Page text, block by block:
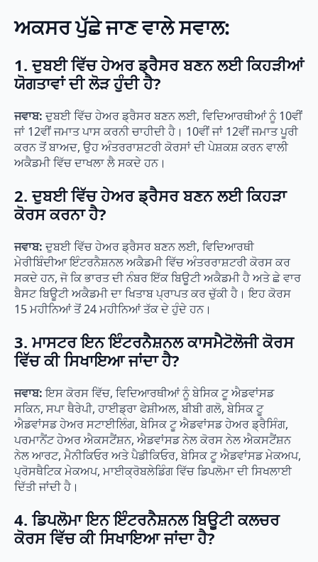
ਅਕਸਰ ਪੁੱਛੇ ਜਾਣ ਵਾਲੇ ਸਵਾਲ:
1. ਦੁਬਈ ਵਿੱਚ ਹੇਅਰ ਡ੍ਰੈਸਰ ਬਣਨ ਲਈ ਕਿਹੜੀਆਂ
ਯੋਗਤਾਵਾਂ ਦੀ ਲੋੜ ਹੁੰਦੀ ਹੈ?
ਜਵਾਬ: ਦੁਬਈ ਵਿੱਚ ਹੇਅਰ ਡ੍ਰੈਸਰ ਬਣਨ ਲਈ, ਵਿਦਿਆਰਥੀਆਂ ਨੂੰ 10ਵੀਂ
ਜਾਂ 12ਵੀਂ ਜਮਾਤ ਪਾਸ ਕਰਨੀ ਚਾਹੀਦੀ ਹੈ। 10ਵੀਂ ਜਾਂ 12ਵੀਂ ਜਮਾਤ ਪੂਰੀ
ਕਰਨ ਤੋਂ ਬਾਅਦ, ਉਹ ਅੰਤਰਰਾਸ਼ਟਰੀ ਕੋਰਸਾਂ ਦੀ ਪੇਸ਼ਕਸ਼ ਕਰਨ ਵਾਲੀ
ਅਕੈਡਮੀ ਵਿੱਚ ਦਾਖਲਾ ਲੈ ਸਕਦੇ ਹਨ।
2. ਦੁਬਈ ਵਿੱਚ ਹੇਅਰ ਡ੍ਰੈਸਰ ਬਣਨ ਲਈ ਕਿਹੜਾ
ਕੋਰਸ ਕਰਨਾ ਹੈ?
ਜਵਾਬ: ਦੁਬਈ ਵਿੱਚ ਹੇਅਰ ਡ੍ਰੈਸਰ ਬਣਨ ਲਈ, ਵਿਦਿਆਰਥੀ
ਮੇਰੀਬਿੰਦੀਆ ਇੰਟਰਨੈਸ਼ਨਲ ਅਕੈਡਮੀ ਵਿੱਚ ਅੰਤਰਰਾਸ਼ਟਰੀ ਕੋਰਸ ਕਰ
ਸਕਦੇ ਹਨ, ਜੋ ਕਿ ਭਾਰਤ ਦੀ ਨੰਬਰ ਇੱਕ ਬਿਊਟੀ ਅਕੈਡਮੀ ਹੈ ਅਤੇ ਛੇ ਵਾਰ
ਬੈਸਟ ਬਿਊਟੀ ਅਕੈਡਮੀ ਦਾ ਖਿਤਾਬ ਪ੍ਰਾਪਤ ਕਰ ਚੁੱਕੀ ਹੈ। ਇਹ ਕੋਰਸ
15 ਮਹੀਨਿਆਂ ਤੋਂ 24 ਮਹੀਨਿਆਂ ਤੱਕ ਦੇ ਹੁੰਦੇ ਹਨ।
3. ਮਾਸਟਰ ਇਨ ਇੰਟਰਨੈਸ਼ਨਲ ਕਾਸਮੈਟੋਲੋਜੀ ਕੋਰਸ
ਵਿੱਚ ਕੀ ਸਿਖਾਇਆ ਜਾਂਦਾ ਹੈ?
ਜਵਾਬ:ਇਸ ਕੋਰਸ ਵਿੱਚ, ਵਿਦਿਆਰਥੀਆਂ ਨੂੰ ਬੇਸਿਕ ਟੂ ਐਡਵਾਂਸਡ
ਸਕਿਨ, ਸਪਾ ਥੈਰੇਪੀ, ਹਾਈਡ੍ਰਾ ਫੇਸ਼ੀਅਲ, ਬੀਬੀ ਗਲੋ, ਬੇਸਿਕ ਟੂ
ਐਡਵਾਂਸਡ ਹੇਅਰ ਸਟਾਈਲਿੰਗ, ਬੇਸਿਕ ਟੂ ਐਡਵਾਂਸਡ ਹੇਅਰ ਡ੍ਰੈਸਿੰਗ,
ਪਰਮਾਨੈਂਟ ਹੇਅਰ ਐਕਸਟੈਂਸ਼ਨ, ਐਡਵਾਂਸਡ ਨੇਲ ਕੋਰਸ ਨੇਲ ਐਕਸਟੈਂਸ਼ਨ
ਨੇਲ ਆਰਟ, ਮੈਨੀਕਿਓਰ ਅਤੇ ਪੈਡੀਕਿਓਰ, ਬੇਸਿਕ ਟੂ ਐਡਵਾਂਸਡ ਮੇਕਅਪ,
ਪ੍ਰੋਸਥੈਟਿਕ ਮੇਕਅਪ, ਮਾਈਕ੍ਰੋਬਲੇਡਿੰਗ ਵਿੱਚ ਡਿਪਲੋਮਾ ਦੀ ਸਿਖਲਾਈ
ਦਿੱਤੀ ਜਾਂਦੀ ਹੈ।
4. ਡਿਪਲੋਮਾ ਇਨ ਇੰਟਰਨੈਸ਼ਨਲ ਬਿਊਟੀ ਕਲਚਰ
ਕੋਰਸ ਵਿੱਚ ਕੀ ਸਿਖਾਇਆ ਜਾਂਦਾ ਹੈ?